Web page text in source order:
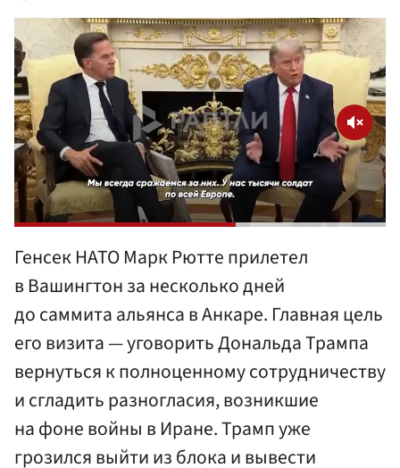
Генсек НАТО Марк Рютте прилетел
в Вашингтон за несколько дней
до саммита альянса в Анкаре. Главная цель
его визита — уговорить Дональда Трампа
вернуться к полноценному сотрудничеству
и сгладить разногласия, возникшие
на фоне войны в Иране. Трамп уже
грозился выйти из блока и вывести